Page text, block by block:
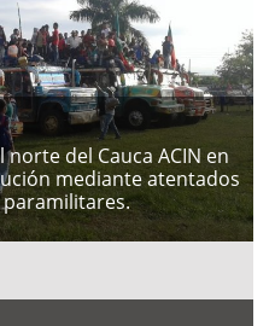
del Cauca ACIN en
mediante atentados
paramilitares.